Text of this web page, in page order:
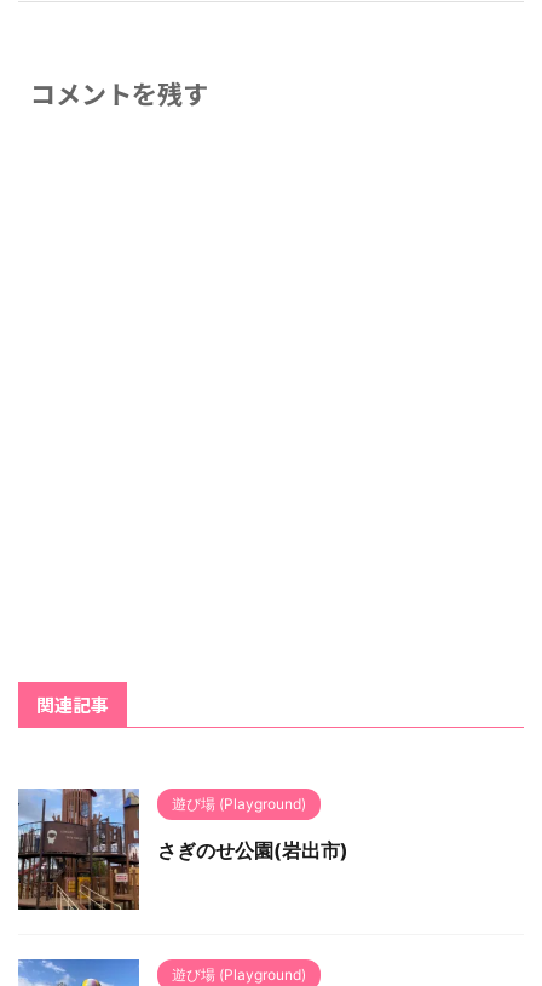
コメントを残す
関連記事
遊び場 (Playground)
さぎのせ公園(岩出市)
遊び場 (Playground)